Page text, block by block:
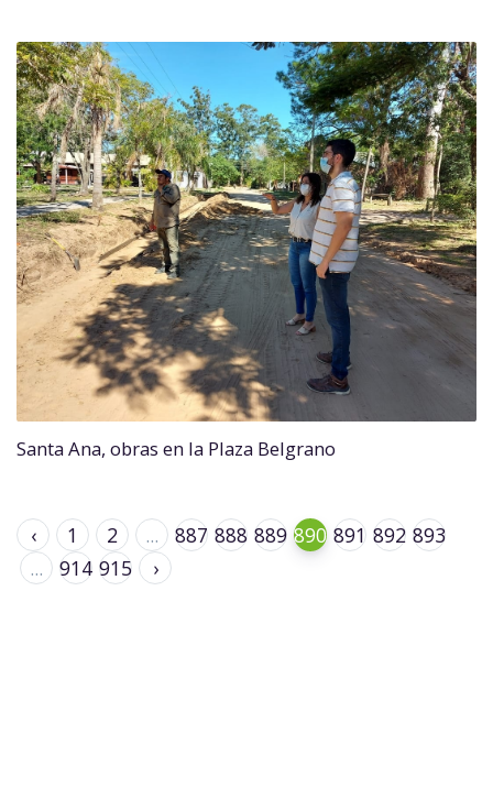
Santa Ana, obras en la Plaza Belgrano
‹ 1 2 ... 887 888 889 890 891 892 893
...
914 915 ›